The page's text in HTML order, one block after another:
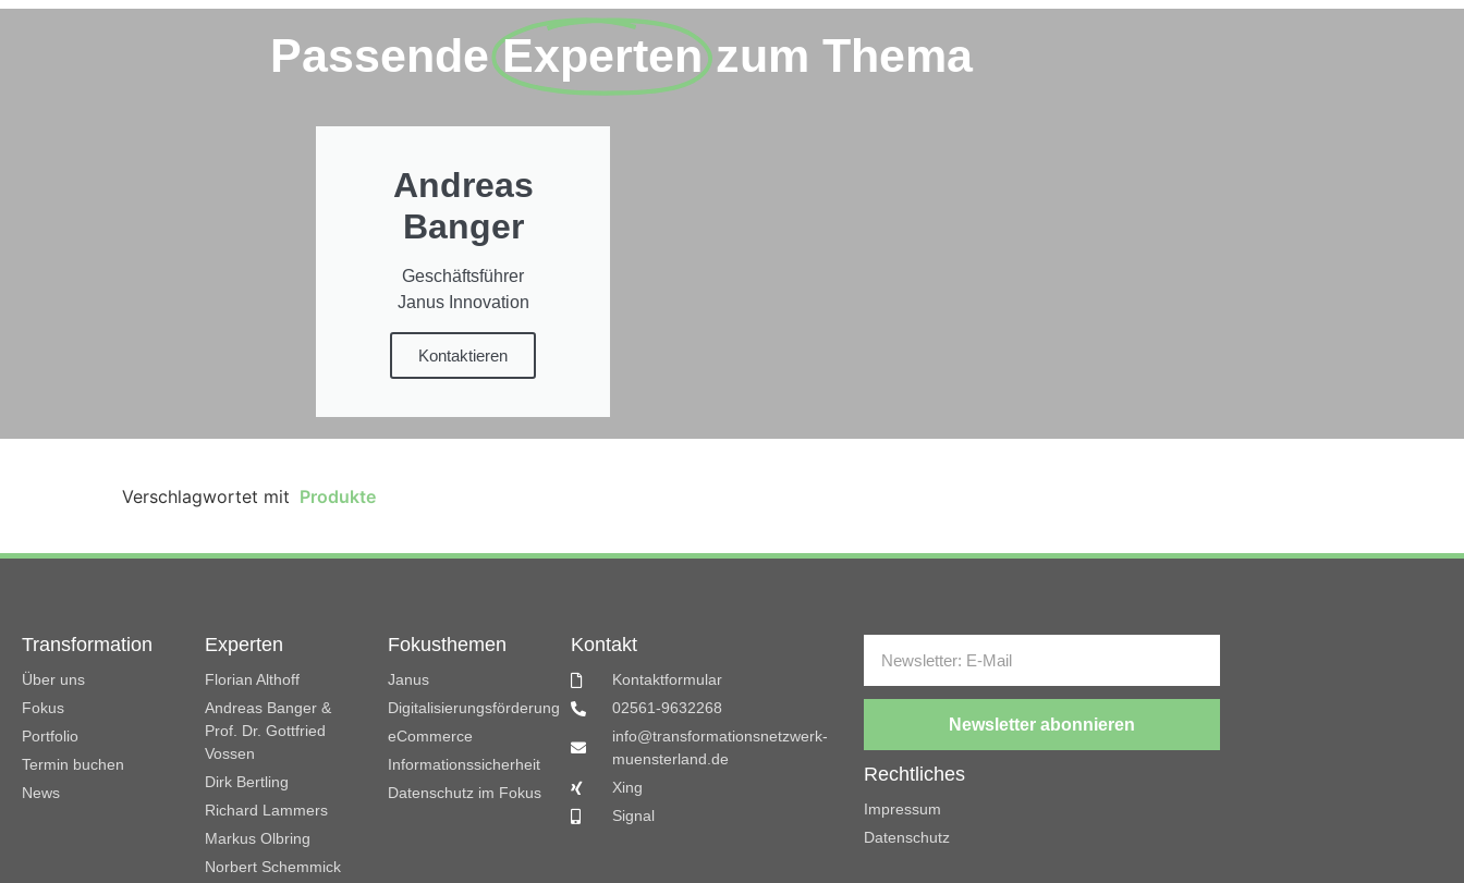
Passende Experten zum Thema
Andreas
Banger
Geschäftsführer
Janus Innovation
Kontaktieren
Verschlagwortet mit Produkte
Transformation
Über uns
Fokus
Portfolio
Termin buchen
News
Experten
Florian Althoff
Andreas Banger &
Prof. Dr. Gottfried
Vossen
Dirk Bertling
Richard Lammers
Markus Olbring
Norbert Schemmick
Fokusthemen
Janus
Digitalisierungsförderung
eCommerce
Informationssicherheit
Datenschutz im Fokus
Kontakt
Kontaktformular
02561-9632268
info@transformationsnetzwerk-
muensterland.de
Xing
Signal
Newsletter abonnieren
Rechtliches
Impressum
Datenschutz